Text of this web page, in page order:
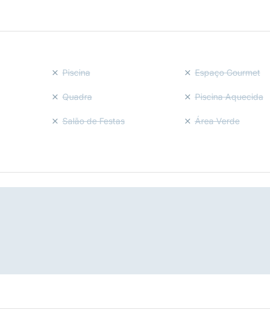
Piscina Espaço Gourmet
Quadra Piscina Aquecida
Salão de Festas Área Verde